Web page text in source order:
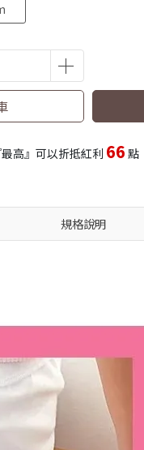
高』可以折抵紅利 66 點
規格說明